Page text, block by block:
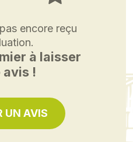
encore reçu
à laisser
!
UN AVIS